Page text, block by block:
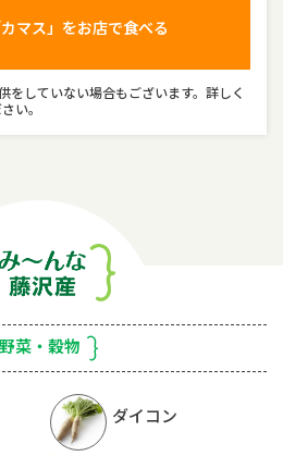
カマス」をお店で食べる
をしていない場合もございます。詳しく
い。
野菜・穀物
ダイコン